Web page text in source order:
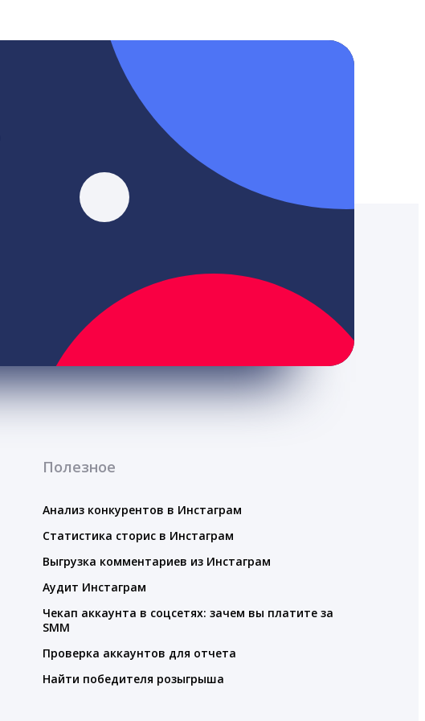
Полезное
Анализ конкурентов в Инстаграм
Статистика сторис в Инстаграм
Выгрузка комментариев из Инстаграм
Аудит Инстаграм
Чекап аккаунта в соцсетях: зачем вы платите за
SMM
Проверка аккаунтов для отчета
Найти победителя розыгрыша